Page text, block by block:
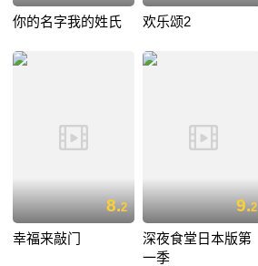
你的名字我的姓氏 欢乐颂2
8.2
幸福来敲门
9.2
深夜食堂日本版第
一季